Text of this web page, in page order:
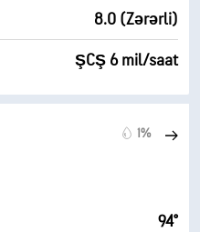
8.0 (Zərərli)
ŞCŞ 6 mil/saat
1%
94°